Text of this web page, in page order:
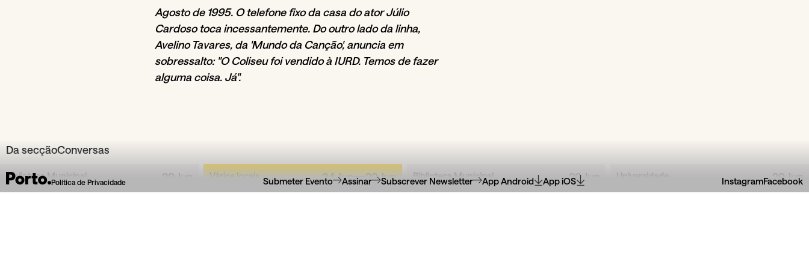
Agosto de 1995. O telefone fixo da casa do ator Júlio
Cardoso toca incessantemente. Do outro lado da linha,
Avelino Tavares, da 'Mundo da Canção', anuncia em
sobressalto: "O Coliseu foi vendido à IURD. Temos de fazer
alguma coisa. Já".
Da secçãoConversas
Biblioteca Municipal
Almeida Garrett
29 Jun Vários locais 24Jun 29Jun
2026
Biblioteca Municipal
Almeida Garrett
29Jun
Universidade
29Jun
Política de Privacidade Submeter Evento Assinar Subscrever Newsletter App Android App iOS InstagramFacebook